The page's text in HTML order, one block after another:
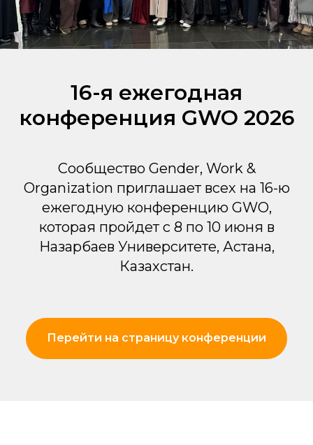
16-я ежегодная
конференция GWO 2026
Сообщество Gender, Work &
Organization приглашает всех на 16-ю
ежегодную конференцию GWO,
которая пройдет с 8 по 10 июня в
Назарбаев Университете, Астана,
Казахстан.
Перейти на страницу конференции